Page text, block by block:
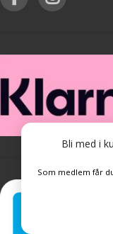
Bli med i
Som medlem får